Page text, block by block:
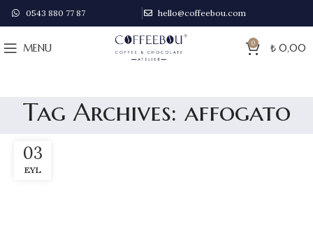
0543 880 77 87 hello@coffeebou.com
MENU 0 ₺ 0,00
Tag Archives: affogato
03
EYL